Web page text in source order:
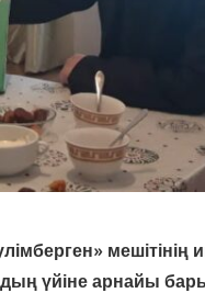
мешітінің
үйіне арнайы